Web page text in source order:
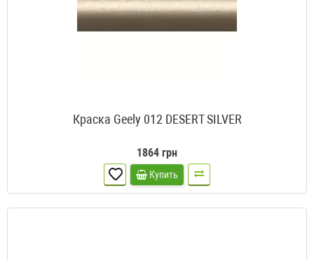
Краска Geely 012 DESERT SILVER
1864 грн
Купить